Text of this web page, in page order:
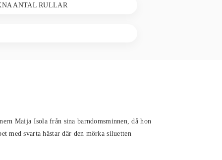
ANTAL RULLAR
Maija Isola från sina barndomsminnen, då hon
med svarta hästar där den mörka siluetten